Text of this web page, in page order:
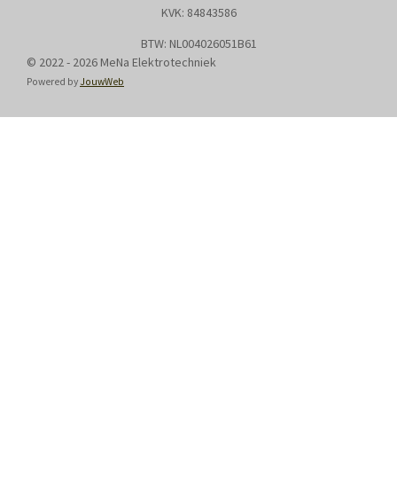
KVK: 84843586
BTW: NL004026051B61
© 2022 - 2026 MeNa Elektrotechniek
Powered by JouwWeb